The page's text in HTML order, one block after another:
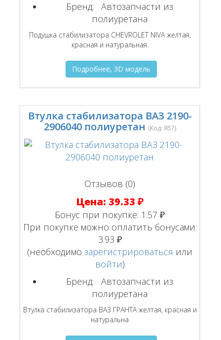
Бренд:
Автозапчасти из
полиуретана
Подушка стабилизатора CHEVROLET NIVA желтая,
красная и натуральная.
Подробнее, 3D модель
Втулка стабилизатора ВАЗ 2190-
2906040 полиуретан (Код: Я57)
Отзывов (0)
Цена: 39.33 ₽
Бонус при покупке: 1.57 ₽
При покупке можно оплатить бонусами:
3.93 ₽
(необходимозарегистрироваться или
войти)
Бренд:
Автозапчасти из
полиуретана
Втулка стабилизатора ВАЗ ГРАНТА желтая, красная и
натуральна